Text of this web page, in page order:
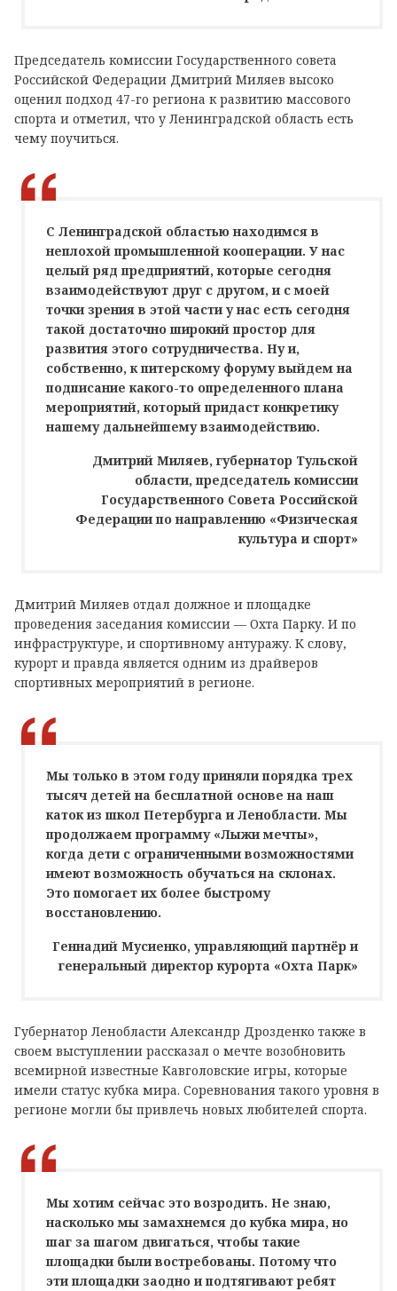
Председатель комиссии Государственного совета
Российской Федерации Дмитрий Миляев высоко
оценил подход 47-го региона к развитию массового
спорта и отметил, что у Ленинградской область есть
чему поучиться.
С Ленинградской областью находимся в
неплохой промышленной кооперации. У нас
целый ряд предприятий, которые сегодня
взаимодействуют друг с другом, и с моей
точки зрения в этой части у нас есть сегодня
такой достаточно широкий простор для
развития этого сотрудничества. Ну и,
собственно, к питерскому форуму выйдем на
подписание какого-то определенного плана
мероприятий, который придаст конкретику
нашему дальнейшему взаимодействию.
Дмитрий Миляев, губернатор Тульской
области, председатель комиссии
Государственного Совета Российской
Федерации по направлению «Физическая
культура и спорт»
Дмитрий Миляев отдал должное и площадке
проведения заседания комиссии — Охта Парку. И по
инфраструктуре, и спортивному антуражу. К слову,
курорт и правда является одним из драйверов
спортивных мероприятий в регионе.
Мы только в этом году приняли порядка трех
тысяч детей на бесплатной основе на наш
каток из школ Петербурга и Ленобласти. Мы
продолжаем программу «Лыжи мечты»,
когда дети с ограниченными возможностями
имеют возможность обучаться на склонах.
Это помогает их более быстрому
восстановлению.
Геннадий Мусиенко, управляющий партнёр и
генеральный директор курорта «Охта Парк»
Губернатор Ленобласти Александр Дрозденко также в
своем выступлении рассказал о мечте возобновить
всемирной известные Кавголовские игры, которые
имели статус кубка мира. Соревнования такого уровня в
регионе могли бы привлечь новых любителей спорта.
Мы хотим сейчас это возродить. Не знаю,
насколько мы замахнемся до кубка мира, но
шаг за шагом двигаться, чтобы такие
площадки были востребованы. Потому что
эти площадки заодно и подтягивают ребят